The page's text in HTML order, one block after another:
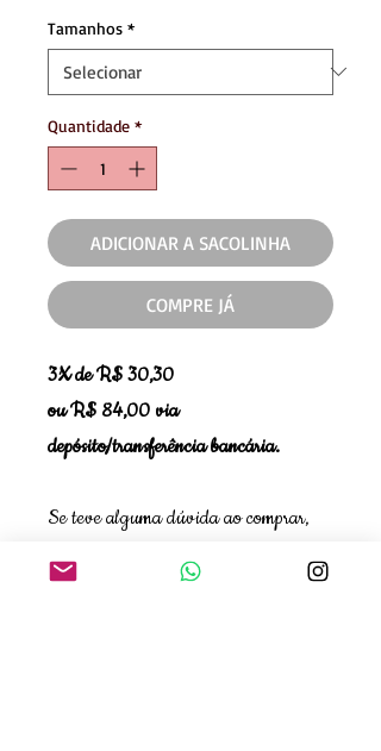
Tamanhos *
Quantidade *
ADICIONAR A SACOLINHA
COMPRE JÁ
3X de R$ 30,30
ou R$ 84,00 via
depósito/transferência bancária.
Se teve alguma dúvida ao comprar,
tamanho ou cor, entre em contato com